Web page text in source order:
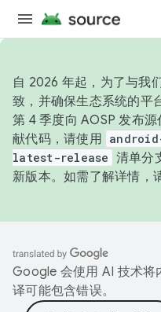
自 2026 年起，为了与我
致，并确保生态系统的平
第 4 季度向 AOSP 发布
献代码，请使用
latest-release 清单分
新版本。如需了解详情，
Google 会使用 AI 技术将
译可能包含错误。